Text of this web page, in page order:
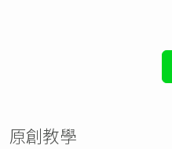
原創教學